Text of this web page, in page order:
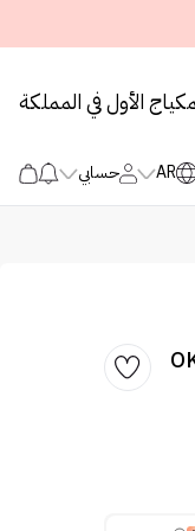
الأول في المملكة
AR حسابي